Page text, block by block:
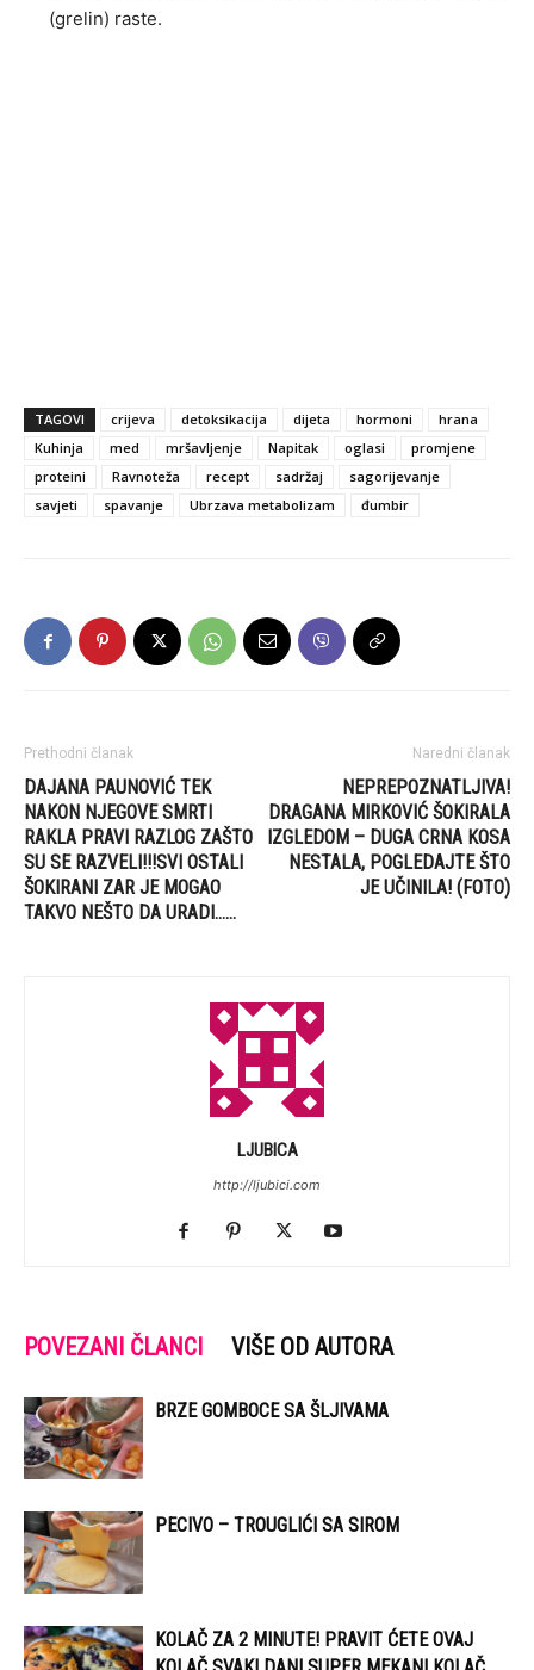
(grelin) raste.
TAGOVI crijeva detoksikacija dijeta hormoni
hrana
Kuhinja
med mršavljenje Napitak oglasi
promjene
proteini
Ravnoteža recept sadržaj
sagorijevanje
savjeti
spavanje Ubrzava metabolizam đumbir
Prethodni članak
DAJANA PAUNOVIĆ TEK
NAKON NJEGOVE SMRTI
RAKLA PRAVI RAZLOG ZAŠTO
SU SE RAZVELI!!!SVI OSTALI
ŠOKIRANI ZAR JE MOGAO
TAKVO NEŠTO DA URADI……
Naredni članak
NEPREPOZNATLJIVA!
DRAGANA MIRKOVIĆ ŠOKIRALA
IZGLEDOM – DUGA CRNA KOSA
NESTALA, POGLEDAJTE ŠTO
JE UČINILA! (FOTO)
LJUBICA
http://ljubici.com
POVEZANI ČLANCI VIŠE OD AUTORA
BRZE GOMBOCE SA ŠLJIVAMA
PECIVO – TROUGLIĆI SA SIROM
KOLAČ ZA 2 MINUTE! PRAVIT ĆETE OVAJ